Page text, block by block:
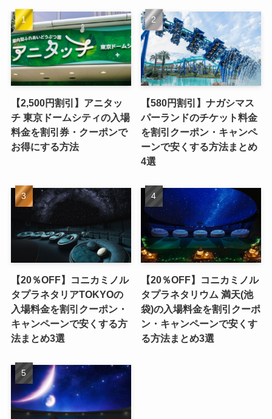
【2,500円割引】アニタッ
チ 東京ドームシティの入場
料金を割引券・クーポンで
お得にする方法
【580円割引】ナガシマス
パーランドのチケット料金
を割引クーポン・キャンペ
ーンで安くする方法まとめ
4選
【20％OFF】コニカミノル
タプラネタリアTOKYOの
入場料金を割引クーポン・
キャンペーンで安くする方
法まとめ3選
【20％OFF】コニカミノル
タプラネタリウム 満天(池
袋)の入場料金を割引クーポ
ン・キャンペーンで安くす
る方法まとめ3選